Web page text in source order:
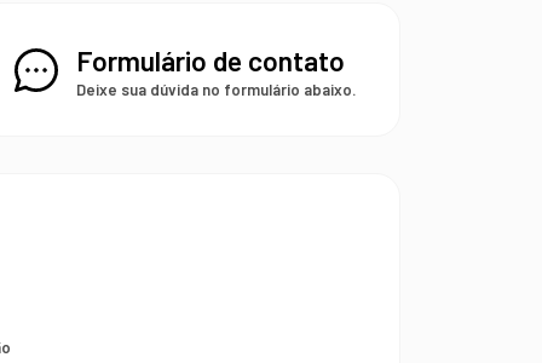
Formulário de contato
Deixe sua dúvida no formulário abaixo.